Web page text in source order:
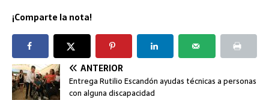
¡Comparte la nota!
ANTERIOR
Entrega Rutilio Escandón ayudas técnicas a personas
con alguna discapacidad